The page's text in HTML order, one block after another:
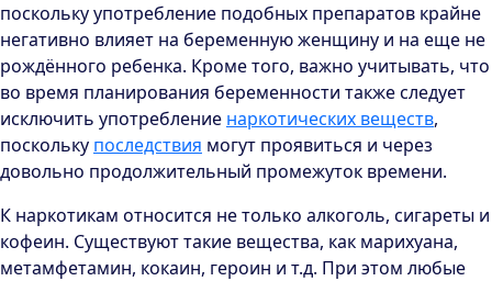
поскольку употребление подобных препаратов крайне
негативно влияет на беременную женщину и на еще не
рождённого ребенка. Кроме того, важно учитывать, что
во время планирования беременности также следует
исключить употребление наркотических веществ,
поскольку последствия могут проявиться и через
довольно продолжительный промежуток времени.
К наркотикам относится не только алкоголь, сигареты и
кофеин. Существуют такие вещества, как марихуана,
метамфетамин, кокаин, героин и т.д. При этом любые